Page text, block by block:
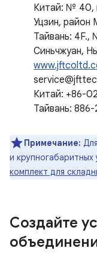
Китай: № 40,
Уцзин, район
Тайвань: 4F.,
Синьчжуан,
Китай: +86-
Тайвань:
Примечание:
и
комплект для
Создайте